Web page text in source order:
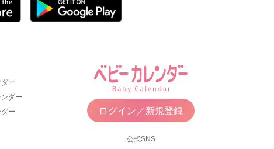
ー
ダー
ー
ログイン／新規登録
公式SNS